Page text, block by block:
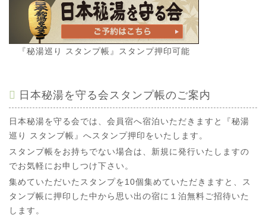
『秘湯巡り スタンプ帳』スタンプ押印可能
日本秘湯を守る会スタンプ帳のご案内
日本秘湯を守る会では、会員宿へ宿泊いただきますと『秘湯
巡り スタンプ帳』へスタンプ押印をいたします。
スタンプ帳をお持ちでない場合は、新規に発行いたしますの
でお気軽にお申しつけ下さい。
集めていただいたスタンプを10個集めていただきますと、ス
タンプ帳に押印した中から思い出の宿に１泊無料ご招待いた
します。